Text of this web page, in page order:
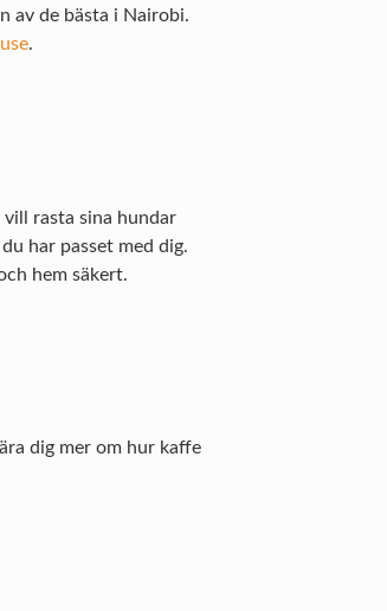
av de bästa i Nairobi.
.
rasta sina hundar
har passet med dig.
hem säkert.
dig mer om hur kaffe